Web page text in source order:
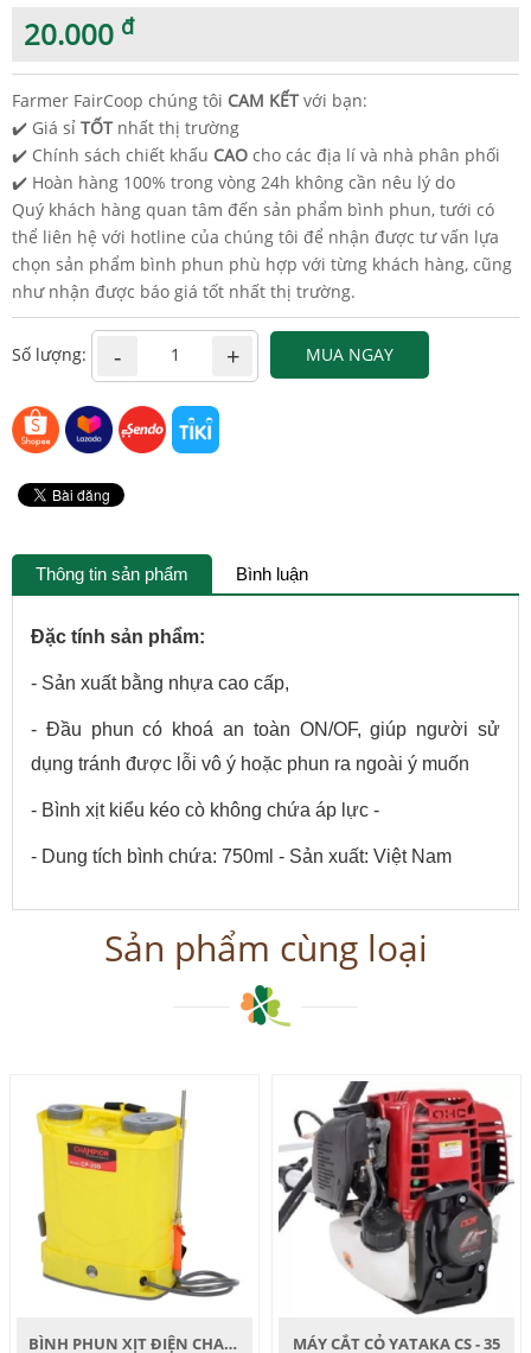
20.000 đ
Farmer FairCoop chúng tôi CAM KẾTvới bạn:
✔️ Giá sỉ TỐTnhất thị trường
✔️ Chính sách chiết khấu CAO cho các địa lí và nhà phân phối
✔️ Hoàn hàng 100% trong vòng 24h không cần nêu lý do
Quý khách hàng quan tâm đến sản phẩm bình phun, tưới có
thể liên hệ với hotline của chúng tôi để nhận được tư vấn lựa
chọn sản phẩm bình phun phù hợp với từng khách hàng, cũng
như nhận được báo giá tốt nhất thị trường.
Số lượng: MUA NGAY
Thông tin sản phẩm Bình luận
Đặc tính sản phẩm:
- Sản xuất bằng nhựa cao cấp,
- Đầu phun có khoá an toàn ON/OF, giúp người sử
dụng tránh được lỗi vô ý hoặc phun ra ngoài ý muốn
- Bình xịt kiểu kéo cò không chứa áp lực -
- Dung tích bình chứa: 750ml - Sản xuất: Việt Nam
Sản phẩm cùng loại
BÌNH PHUN XỊT ĐIỆN CHAMPION CP - 20D MÁY CẮT CỎ YATAKA CS - 35